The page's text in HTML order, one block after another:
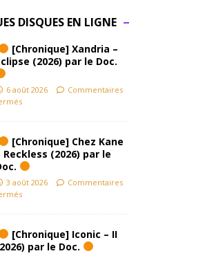
DISQUES EN LIGNE
[Chronique] Xandria –
(2026) par le Doc.
6 août 2026
Commentaires
[Chronique] Chez Kane
Reckless (2026) par le
3 août 2026
Commentaires
[Chronique] Iconic – II
par le Doc.